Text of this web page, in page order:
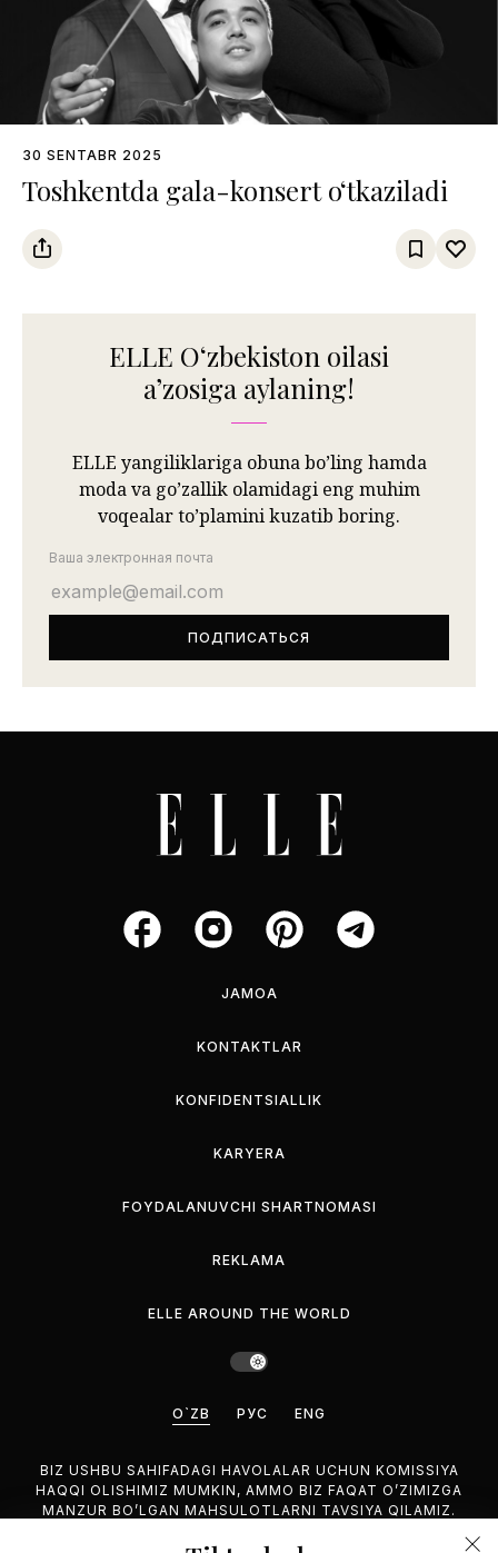
30 SENTABR 2025
Toshkentda gala-konsert o‘tkaziladi
ELLE Oʻzbekiston oilasi
aʼzosiga aylaning!
ELLE yangiliklariga obuna bo’ling hamda
moda va go’zallik olamidagi eng muhim
voqealar to’plamini kuzatib boring.
Ваша электронная почта
JAMOA
KONTAKTLAR
KONFIDENTSIALLIK
KARYERA
FOYDALANUVCHI SHARTNOMASI
REKLAMA
ELLE AROUND THE WORLD
O`ZB РУС ENG
BIZ USHBU SAHIFADAGI HAVOLALAR UCHUN KOMISSIYA
HAQQI OLISHIMIZ MUMKIN, AMMO BIZ FAQAT O’ZIMIZGA
MANZUR BO’LGAN MAHSULOTLARNI TAVSIYA QILAMIZ.